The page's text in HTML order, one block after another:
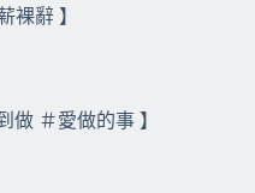
裸辭 】
做 ＃愛做的事 】